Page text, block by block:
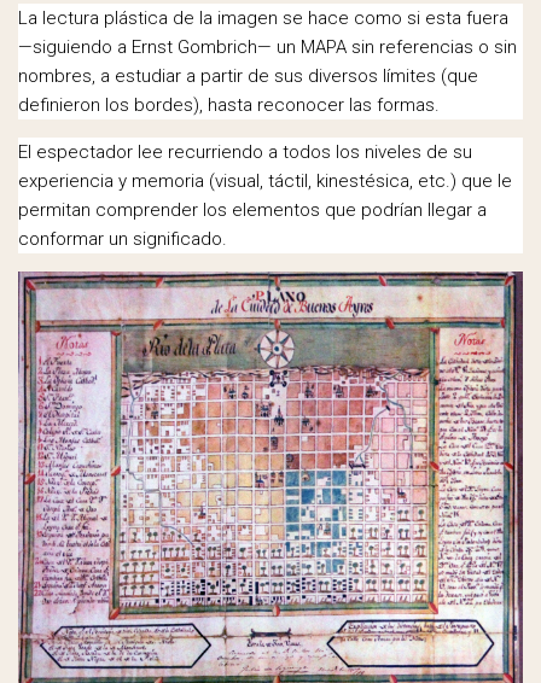
La lectura plástica de la imagen se hace como si esta fuera
—siguiendo a Ernst Gombrich— un MAPA sin referencias o sin
nombres, a estudiar a partir de sus diversos límites (que
definieron los bordes), hasta reconocer las formas.
El espectador lee recurriendo a todos los niveles de su
experiencia y memoria (visual, táctil, kinestésica, etc.) que le
permitan comprender los elementos que podrían llegar a
conformar un significado.